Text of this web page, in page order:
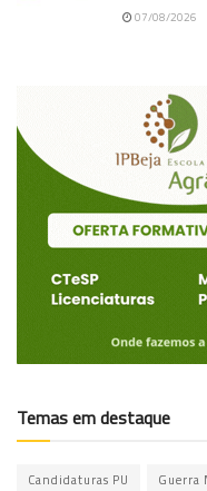
07/08/2026
Temas em destaque
Candidaturas PU Guerra